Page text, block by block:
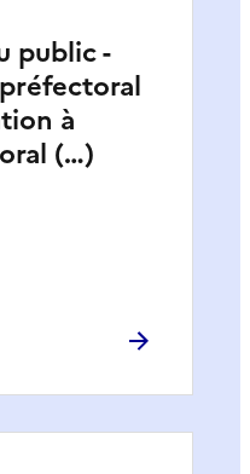
public -
à
(…)